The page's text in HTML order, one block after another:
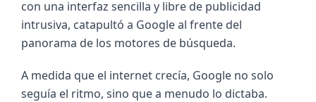
con una interfaz sencilla y libre de publicidad
intrusiva, catapultó a Google al frente del
panorama de los motores de búsqueda.
A medida que el internet crecía, Google no solo
seguía el ritmo, sino que a menudo lo dictaba.